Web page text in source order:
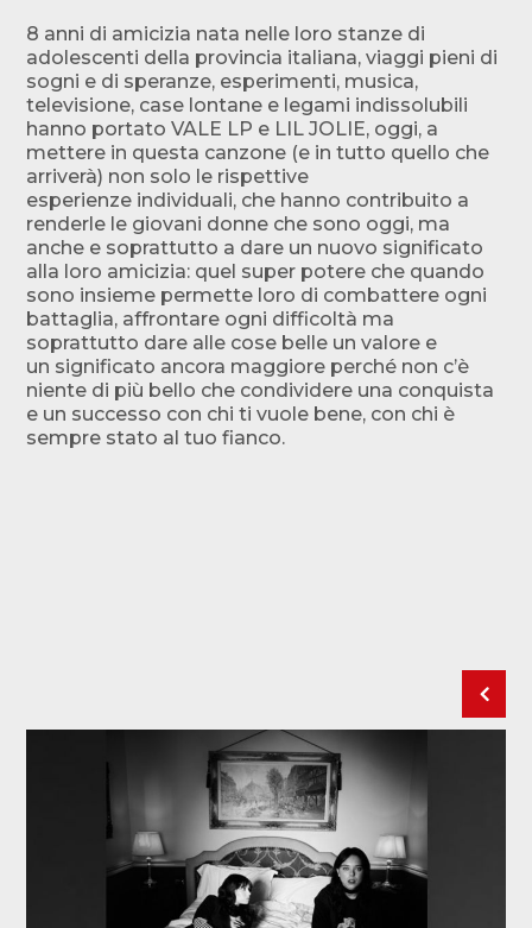
8 anni di amicizia nata nelle loro stanze di
adolescenti della provincia italiana, viaggi pieni di
sogni e di speranze, esperimenti, musica,
televisione, case lontane e legami indissolubili
hanno portato VALE LP e LIL JOLIE, oggi, a
mettere in questa canzone (e in tutto quello che
arriverà) non solo le rispettive
esperienze individuali, che hanno contribuito a
renderle le giovani donne che sono oggi, ma
anche e soprattutto a dare un nuovo significato
alla loro amicizia: quel super potere che quando
sono insieme permette loro di combattere ogni
battaglia, affrontare ogni difficoltà ma
soprattutto dare alle cose belle un valore e
un significato ancora maggiore perché non c’è
niente di più bello che condividere una conquista
e un successo con chi ti vuole bene, con chi è
sempre stato al tuo fianco.